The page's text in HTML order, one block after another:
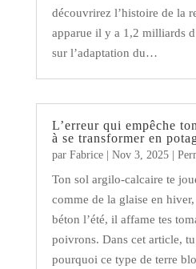
découvrirez l’histoire de la
apparue il y a 1,2 milliards
sur l’adaptation du…
L’erreur qui empêche
à se transformer en
par Fabrice| Nov 3, 2025|
Ton sol argilo-calcaire te
comme de la glaise en
béton l’été, il affame tes
poivrons. Dans cet article,
pourquoi ce type de terre